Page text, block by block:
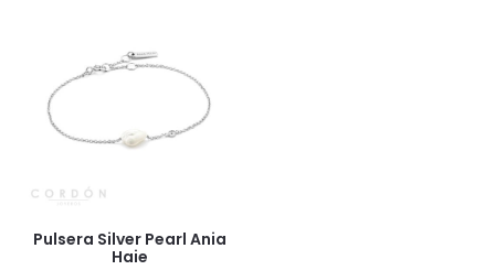
Pulsera Silver Pearl Ania
Haie